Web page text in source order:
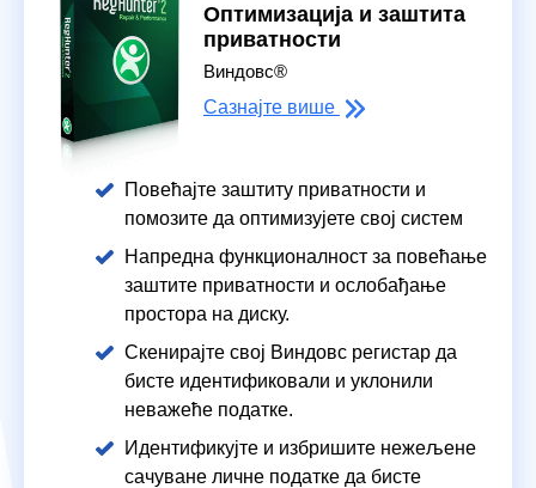
Оптимизација и заштита
приватности
Виндовс®
Сазнајте више
Повећајте заштиту приватности и
помозите да оптимизујете свој систем
Напредна функционалност за повећање
заштите приватности и ослобађање
простора на диску.
Скенирајте свој Виндовс регистар да
бисте идентификовали и уклонили
неважеће податке.
Идентификујте и избришите нежељене
сачуване личне податке да бисте